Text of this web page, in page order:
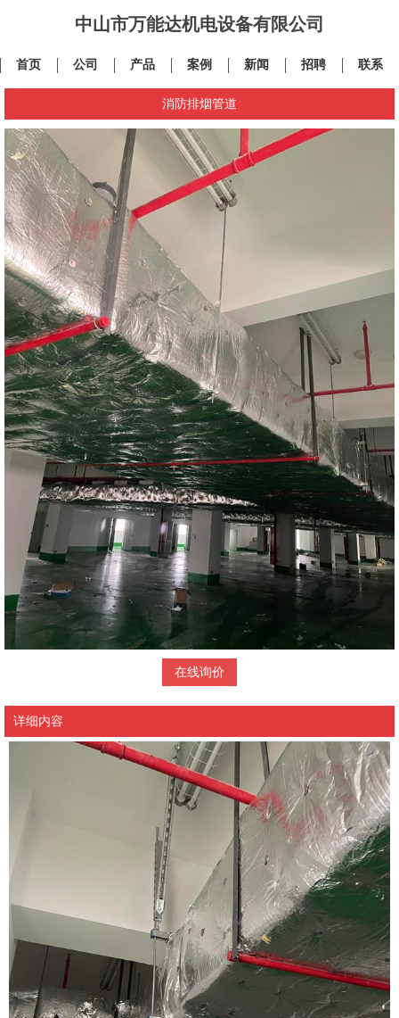
中山市万能达机电设备有限公司
首页 公司 产品 案例 新闻 招聘 联系
消防排烟管道
在线询价
详细内容